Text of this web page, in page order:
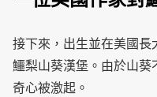
接下來，出生並在美國長
鱷梨山葵漢堡。由於山
奇心被激起。